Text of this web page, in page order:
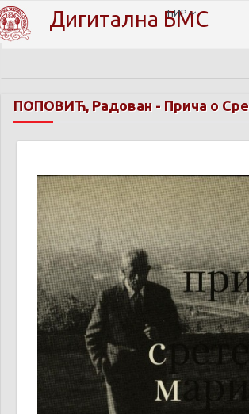
Дигитална БМС
ЋИР
ПОПОВИЋ, Радован - Прича о